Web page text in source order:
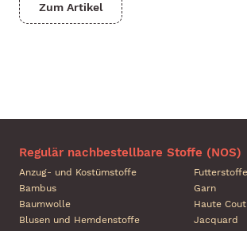
Zum Artikel
Regulär nachbestellbare Stoffe (NOS)
Anzug- und Kostümstoffe
Bambus
Baumwolle
Blusen und Hemdenstoffe
Garn
Haute
Jacquard